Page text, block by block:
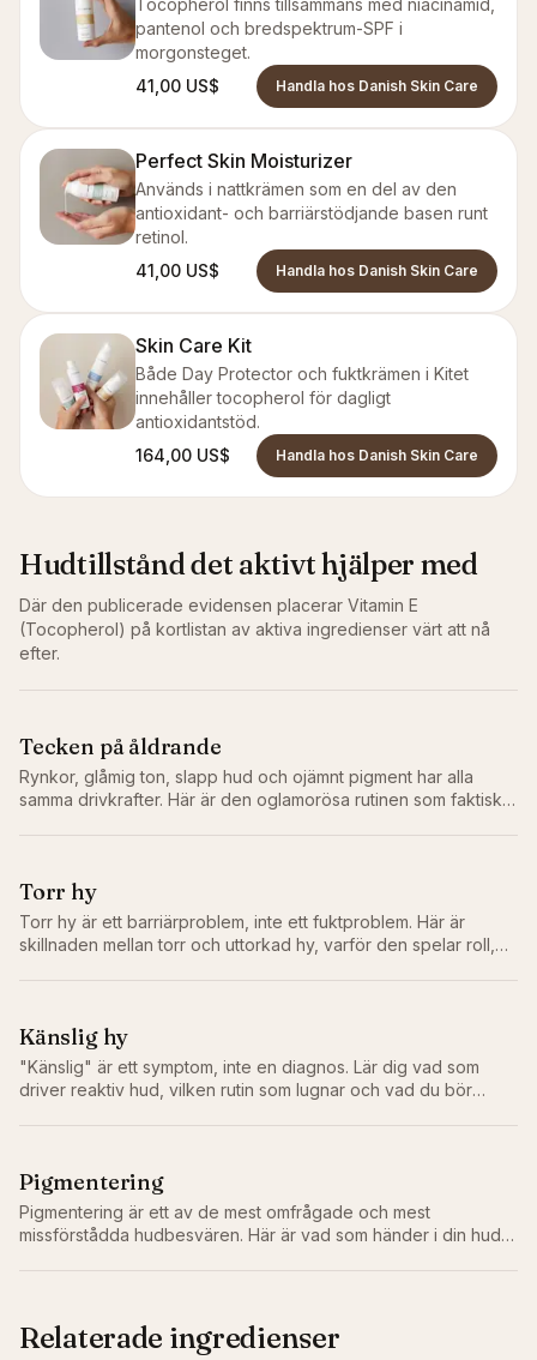
Tocopherol finns tillsammans med niacinamid,
pantenol och bredspektrum-SPF i
morgonsteget.
41,00 US$
Handla hos Danish Skin Care
Perfect Skin Moisturizer
Används i nattkrämen som en del av den
antioxidant- och barriärstödjande basen runt
retinol.
41,00 US$
Handla hos Danish Skin Care
Skin Care Kit
Både Day Protector och fuktkrämen i Kitet
innehåller tocopherol för dagligt
antioxidantstöd.
164,00 US$
Handla hos Danish Skin Care
Hudtillstånd det aktivt hjälper med
Där den publicerade evidensen placerar Vitamin E
(Tocopherol) på kortlistan av aktiva ingredienser värt att nå
efter.
Tecken på åldrande
Rynkor, glåmig ton, slapp hud och ojämnt pigment har alla
samma drivkrafter. Här är den oglamorösa rutinen som faktiskt
Torr hy
Torr hy är ett barriärproblem, inte ett fuktproblem. Här är
skillnaden mellan torr och uttorkad hy, varför den spelar roll,
Känslig hy
"Känslig" är ett symptom, inte en diagnos. Lär dig vad som
driver reaktiv hud, vilken rutin som lugnar och vad du bör
Pigmentering
Pigmentering är ett av de mest omfrågade och mest
missförstådda hudbesvären. Här är vad som händer i din hud
Relaterade ingredienser